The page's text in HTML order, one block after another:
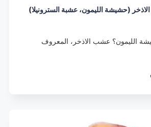
(حشيشة الليمون، عشبة السترونيلا)
الليمون؟ عشب الاذخر، المعروف